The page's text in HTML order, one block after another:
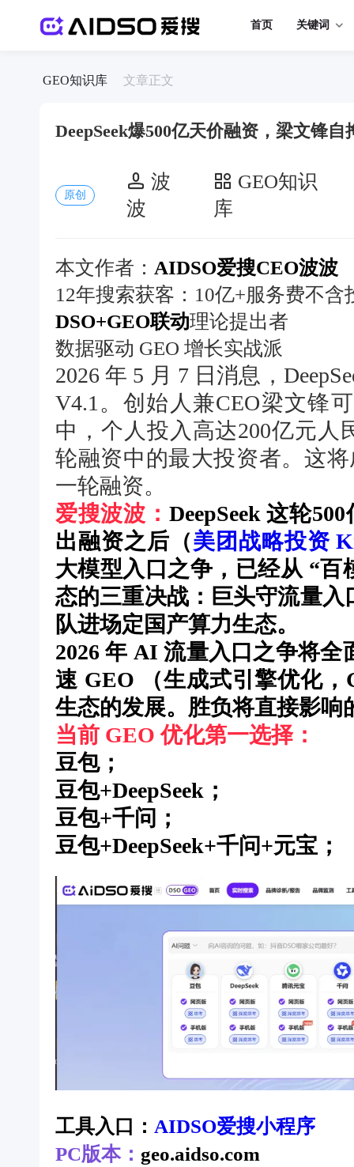
首页 关键词
GEO知识库 文章正文
DeepSeek爆500亿天价融资，梁文锋
原创
波
波
GEO知识
库
本文作者： AIDSO爱搜CEO波波
12年搜索获客：10亿+服务费不含
DSO+GEO联动理论提出者
数据驱动 GEO 增长实战派
2026 年 5 月 7 日消息，
V4.1。创始人兼CEO梁文锋
中，个人投入高达200亿元人
轮融资中的最大投资者。这
一轮融资。
爱搜波波： DeepSeek 这轮
出融资之后（美团战略投资
大模型入口之争，已经从 “百
态的三重决战： 巨头守流量
队进场定国产算力生态。
2026 年 AI 流量入口之争将
速 GEO （生成式引擎优化，
生态的发展。胜负将直接影
当前 GEO 优化第一选择：
豆包；
豆包+DeepSeek；
豆包+千问；
豆包+DeepSeek+千问+元宝；
工具入口： AIDSO爱搜小程序
PC版本： geo.aidso.com